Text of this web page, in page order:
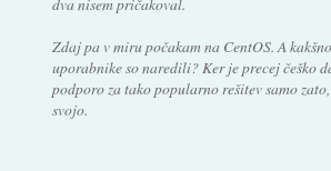
Zdaj pa v miru počakam na CentOS. A
uporabnike so naredili? Ker je precej češko
podporo za tako popularno rešitev samo
svojo.